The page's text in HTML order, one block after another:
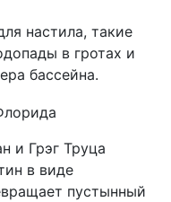
настила, такие
в гротах и
бассейна.
и Грэг Труца
в виде
пустынный